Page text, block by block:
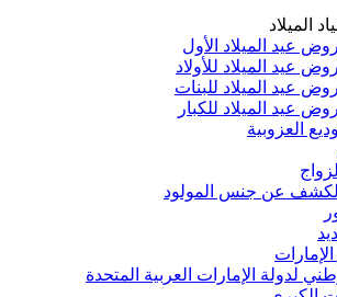
الميلاد
عيد الميلاد الأول
عيد الميلاد للأولاد
عيد الميلاد للبنات
عيد الميلاد للكبار
العزوبية
عن جنس المولود
لدولة الإمارات العربية المتحدة